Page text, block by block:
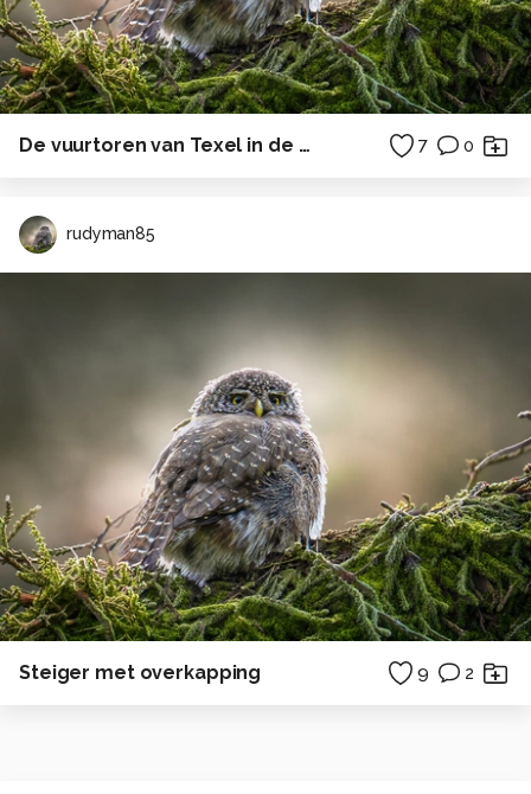
De vuurtoren van Texel in de ochtendzon 7 0
rudyman85
Steiger met overkapping 9 2